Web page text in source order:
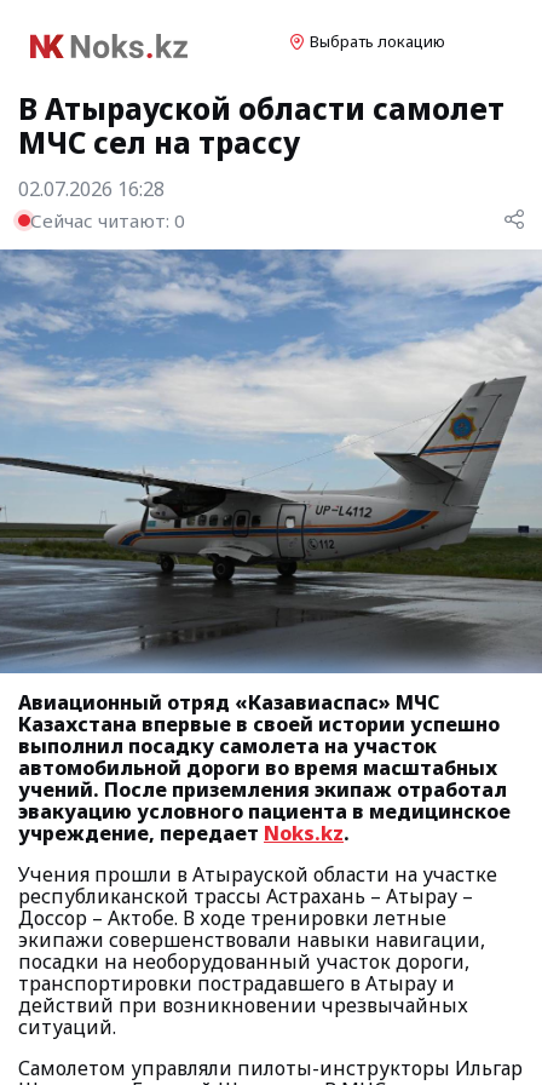
Выбрать локацию
В Атырауской области самолет
МЧС сел на трассу
02.07.2026 16:28
Сейчас читают: 0
Авиационный отряд «Казавиаспас» МЧС
Казахстана впервые в своей истории успешно
выполнил посадку самолета на участок
автомобильной дороги во время масштабных
учений. После приземления экипаж отработал
эвакуацию условного пациента в медицинское
учреждение, передает Noks.kz.
Учения прошли в Атырауской области на участке
республиканской трассы Астрахань – Атырау –
Доссор – Актобе. В ходе тренировки летные
экипажи совершенствовали навыки навигации,
посадки на необорудованный участок дороги,
транспортировки пострадавшего в Атырау и
действий при возникновении чрезвычайных
ситуаций.
Самолетом управляли пилоты-инструкторы Ильгар